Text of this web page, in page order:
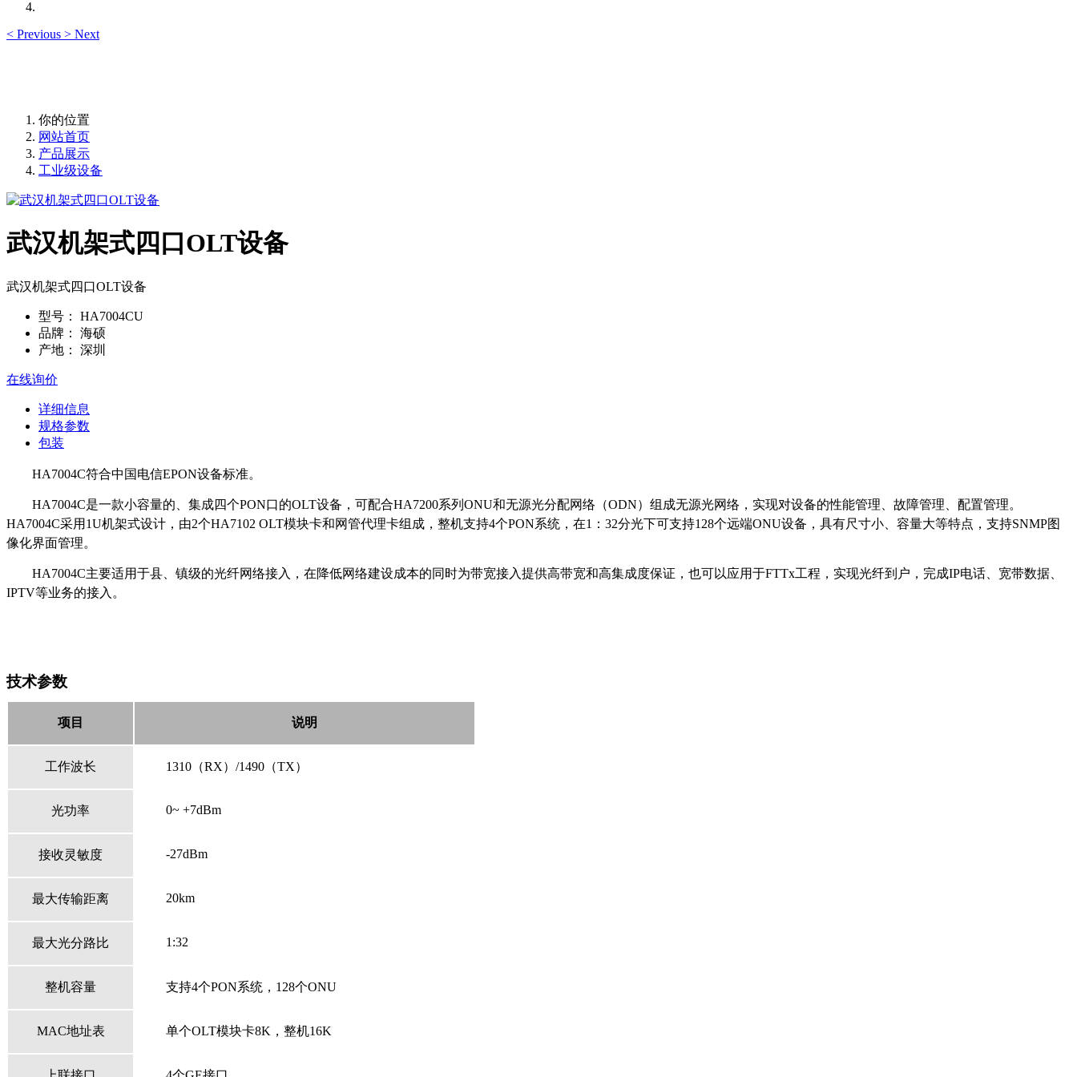
< Previous > Next
你的位置
网站首页
产品展示
工业级设备
武汉机架式四口OLT设备
武汉机架式四口OLT设备
型号：
HA7004CU
品牌：
海硕
产地：
深圳
在线询价
详细信息
规格参数
包装
HA7004C符合中国电信EPON设备标准。
HA7004C是一款小容量的、集成四个PON口的OLT设备，可配合HA7200系列 ONU和无源光分配网络（ODN）组成无源光网络，实现对设备的性能管理、故障管理、配置管理。
HA7004C采用 1U机架式设计，由2个HA7102 OLT模块卡和网管代理卡组成，整机支持4个PON系统，在1 ： 32分光下可支持128个远端ONU设备，具有尺寸小、容量大等特点，支持SNMP图
像化界面管理。
HA7004C主要适用于县、镇级的光纤网络接入，在降低网络建设成本的同时为带宽接入提供高带宽和高集成度保证，也可以应用于FTTx工程，实现光纤到户，完成IP电话、宽带数据、
IPTV等业务的接入。
技术参数
项目 说明
工作波长 1310 （RX） /1490 （TX）
光功率 0~ +7dBm
接收灵敏度 -27dBm
最大传输距离 20km
最大光分路比 1:32
整机容量 支持4个PON系统， 128个ONU
MAC地址表 单个OLT模块卡8K ，整机16K